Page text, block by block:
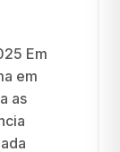
Em
em
as